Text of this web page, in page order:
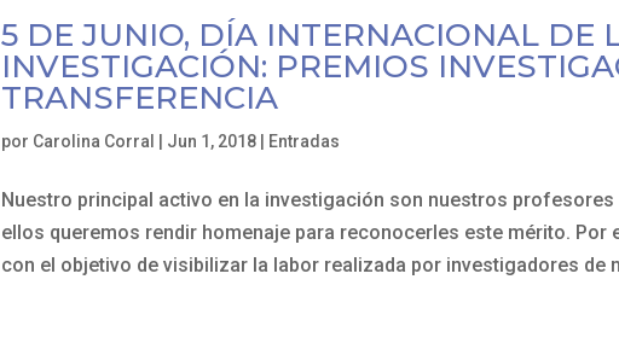
5 DE JUNIO, DÍA INTERNACIONAL DE
INVESTIGACIÓN: PREMIOS
TRANSFERENCIA
por Carolina Corral Jun 1, 2018| Entradas
Nuestro principal activo en la investigación son nuestros profesores
ellos queremos rendir homenaje para reconocerles este mérito. Por
con el objetivo de visibilizar la labor realizada por investigadores de